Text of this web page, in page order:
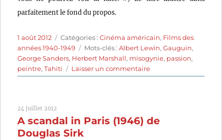
parfaitement le fond du propos.
Publié
le
1 août 2012 Catégories
Catégories :Cinéma américain, Films des
années 1940-1949
Étiquettes
Mots-clés :Albert Lewin,Gauguin,
George Sanders, Herbert Marshall, misogynie, passion,
peintre,Tahiti Laisser un commentairesur
The
(1942)
24 juillet 2012
A scandal in Paris (1946) de
Douglas Sirk